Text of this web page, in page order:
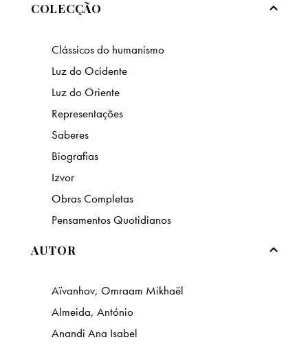
COLECÇÃO
Clássicos do humanismo
Luz do Ocidente
Luz do Oriente
Representações
Saberes
Biografias
Izvor
Obras Completas
Pensamentos Quotidianos
AUTOR
Aïvanhov, Omraam Mikhaël
Almeida, António
Anandi Ana Isabel